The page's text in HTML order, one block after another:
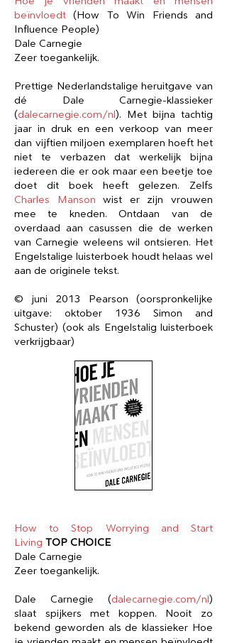
beïnvloedt (How To Win Friends and
Influence People)
Dale Carnegie
Zeer toegankelijk.
Prettige Nederlandstalige heruitgave van
dé Dale Carnegie-klassieker
(dalecarnegie.com/nl). Met bijna tachtig
jaar in druk en een verkoop van meer
dan vijftien miljoen exemplaren hoeft het
niet te verbazen dat werkelijk bijna
iedereen die er ook maar een beetje toe
doet dit boek heeft gelezen. Zelfs
Charles Manson wist er zijn vrouwen
mee te kneden. Ontdaan van de
overdaad aan casussen die de werken
van Carnegie weleens wil ontsieren. Het
Engelstalige luisterboek houdt helaas wel
aan de originele tekst.
© juni 2013 Pearson (oorspronkelijke
uitgave: oktober 1936 Simon and
Schuster) (ook als Engelstalig luisterboek
verkrijgbaar)
How to Stop Worrying and Start
Living TOP CHOICE
Dale Carnegie
Zeer toegankelijk​.
Dale Carnegie (dalecarnegie.com/nl)
slaat spijkers met koppen. Nooit zo
bekend geworden als de klassieker Hoe